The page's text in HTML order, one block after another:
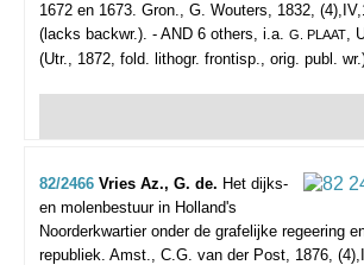
1672 en 1673. Gron., G. Wouters, 1832,
(lacks backwr.). - AND 6 others, i.a. G. PLAAT,
(Utr., 1872, fold. lithogr. frontisp., orig. publ.
82/2466 Vries Az., G. de. Het dijks-
en molenbestuur in Holland's
Noorderkwartier onder de grafelijke regeering
republiek. Amst., C.G. van der Post, 1876,